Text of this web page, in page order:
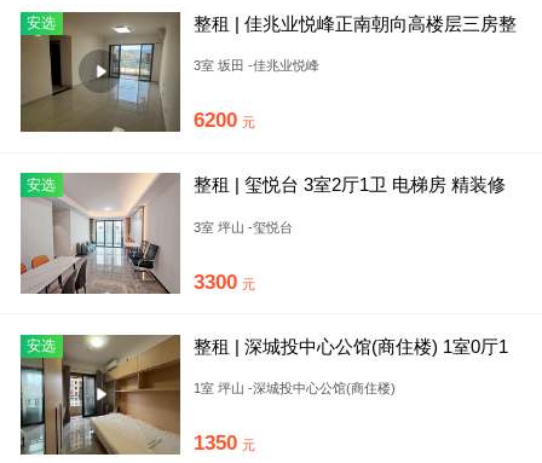
安选
整租 | 佳兆业悦峰正南朝向高楼层三房整
3室 坂田 -佳兆业悦峰
6200 元
安选
整租 | 玺悦台 3室2厅1卫 电梯房 精装修
3室 坪山 -玺悦台
3300 元
安选
整租 | 深城投中心公馆(商住楼) 1室0厅1
1室 坪山 -深城投中心公馆(商住楼)
1350 元